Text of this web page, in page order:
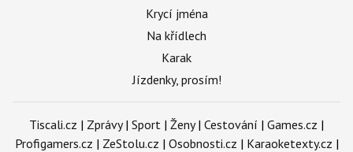
Krycí jména
Na křídlech
Karak
Jízdenky, prosím!
Tiscali.cz | Zprávy| Sport | Ženy| Cestování | Games.cz |
Profigamers.cz | ZeStolu.cz | Osobnosti.cz | Karaoketexty.cz |